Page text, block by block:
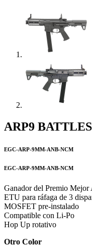
ARP9
EGC-ARP-9MM-ANB-NCM
EGC-ARP-9MM-ANB-NCM
Ganador del Premio
ETU para ráfaga de 3
MOSFET pre-instalado
Compatible con Li-Po
Hop Up rotativo
Otro Color